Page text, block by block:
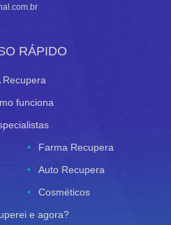
RÁPIDO
Recupera
funciona
Farma Recupera
Auto Recupera
Cosméticos
e agora?